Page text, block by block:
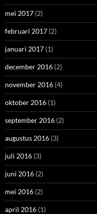
mei 2017 (2)
februari 2017 (2)
januari 2017 (1)
december 2016 (2)
november 2016 (4)
oktober 2016 (1)
september 2016 (2)
augustus 2016 (3)
juli 2016 (3)
juni 2016 (2)
mei 2016 (2)
april 2016 (1)